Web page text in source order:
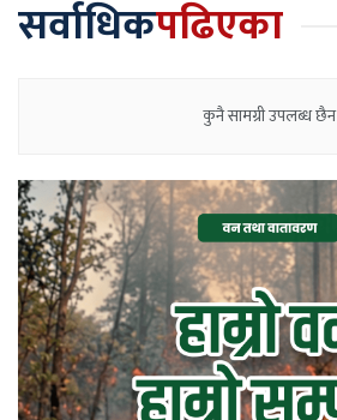
सर्वाधिकपढिएका
कुनै सामग्री उपलब्ध छैन